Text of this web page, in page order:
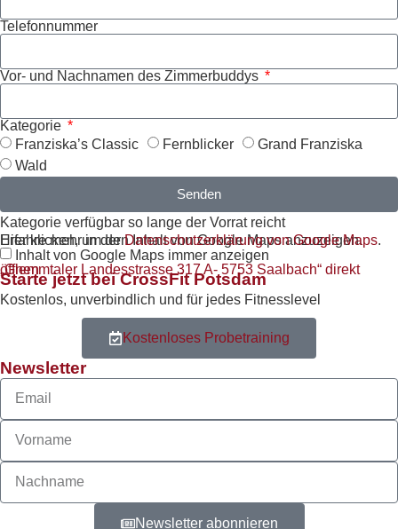
Telefonnummer
Vor- und Nachnamen des Zimmerbuddys
Kategorie
Franziska’s Classic
Fernblicker
Grand Franziska
Wald
Senden
Kategorie verfügbar so lange der Vorrat reicht
Hier klicken, um den Inhalt von Google Maps anzuzeigen.
Erfahre mehr in derDatenschutzerklärung von Google Maps.
Inhalt von Google Maps immer anzeigen
„Glemmtaler Landesstrasse 317 A- 5753 Saalbach“ direkt öffnen
Starte jetzt bei CrossFit Potsdam
Kostenlos, unverbindlich und für jedes Fitnesslevel
Kostenloses Probetraining
Newsletter
Newsletter abonnieren